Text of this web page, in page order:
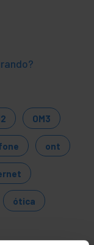
OM3
ont
ótica